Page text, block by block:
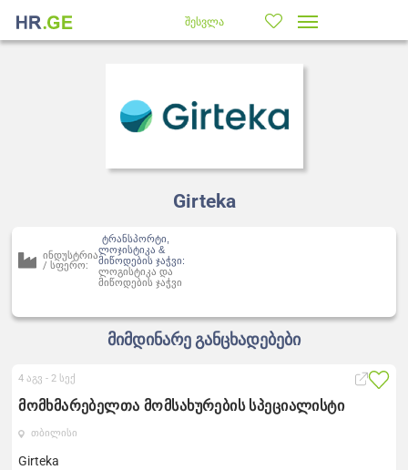
შესვლა
Girteka
ინდუსტრია
/ სფერო:
ტრანსპორტი,
ლოჯისტიკა &
მიწოდების ჯაჭვი:
ლოგისტიკა და
მიწოდების ჯაჭვი
მიმდინარე განცხადებები
მომხმარებელთა მომსახურების სპეციალისტი
თბილისი
Girteka
4 აგვ -2 სექ